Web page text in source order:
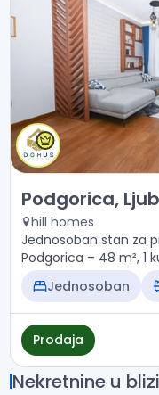
Prodaja - Stan
Podgorica,
hill homes
Jednosoban stan za
Podgorica – 48 m², 1
170.000 €
Jednosoban
Prodaja
Nekretnine u